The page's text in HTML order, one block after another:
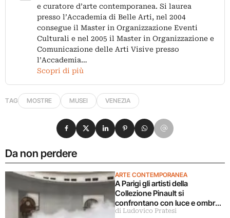
e curatore d’arte contemporanea. Si laurea
presso l’Accademia di Belle Arti, nel 2004
consegue il Master in Organizzazione Eventi
Culturali e nel 2005 il Master in Organizzazione e
Comunicazione delle Arti Visive presso
l’Accademia…
Scopri di più
TAG MOSTRE MUSEI VENEZIA
Da non perdere
ARTE CONTEMPORANEA
A Parigi gli artisti della
Collezione Pinault si
confrontano con luce e ombra
in una grande mostra
di Ludovico Pratesi
Condividi su Facebook
Condividi su X
Condividi su LinkedIn
Condividi su Pinterest
Condividi su WhatsApp
Condividi su Email